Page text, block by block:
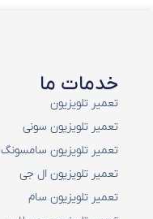
خدمات ما
تعمیر تلویزیون
تعمیر تلویزیون سونی
تعمیر تلویزیون سامسونگ
تعمیر تلویزیون ال جی
تعمیر تلویزیون سام